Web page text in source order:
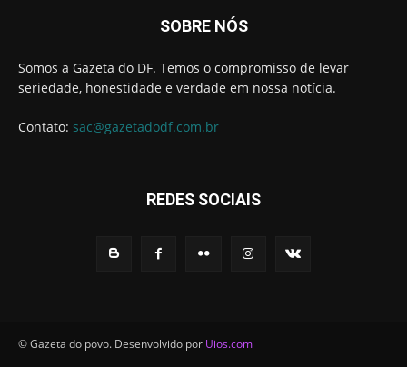
SOBRE NÓS
Somos a Gazeta do DF. Temos o compromisso de levar
seriedade, honestidade e verdade em nossa notícia.
Contato: sac@gazetadodf.com.br
REDES SOCIAIS
© Gazeta do povo. Desenvolvido por Uios.com